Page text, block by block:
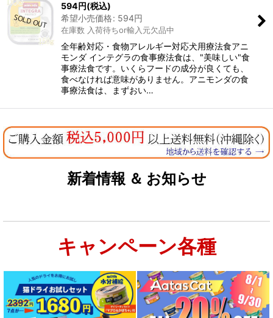
594円(税込)
希望小売価格: 594円
在庫数 入荷待ちor輸入元欠品中
全年齢対応・食物アレルギー対応犬用療法食アニ
モンダ インテグラの食事療法食は、"美味しい"食
事療法食です。いくらフードの成分が良くても、
食べなければ意味がありません。アニモンダの食
事療法食は、まずおい…
新着情報 ＆ お知らせ
キャンペーン各種